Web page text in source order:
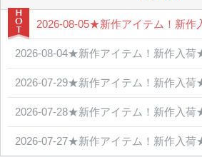
2026-08-05★新作アイテム！新作
2026-08-04★新作アイテム！新作入荷
2026-07-29★新作アイテム！新作入荷
2026-07-28★新作アイテム！新作入荷
2026-07-27★新作アイテム！新作入荷